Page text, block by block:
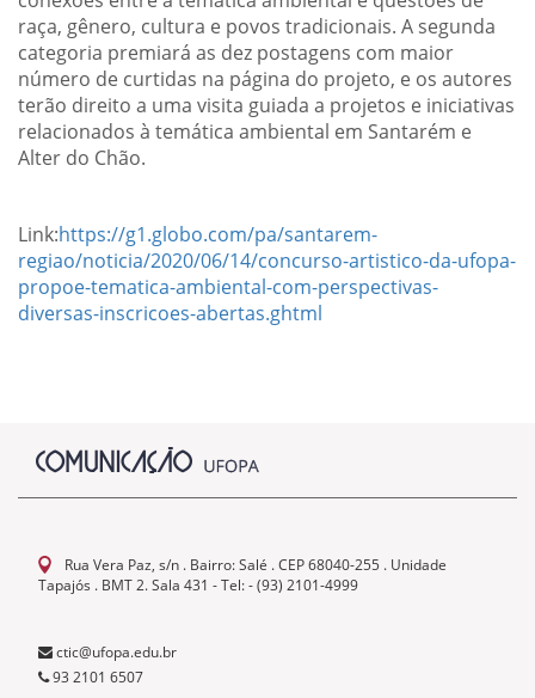
raça, gênero, cultura e povos tradicionais. A segunda
categoria premiará as dez postagens com maior
número de curtidas na página do projeto, e os autores
terão direito a uma visita guiada a projetos e iniciativas
relacionados à temática ambiental em Santarém e
Alter do Chão.
Link:https://g1.globo.com/pa/santarem-
regiao/noticia/2020/06/14/concurso-artistico-da-ufopa-
propoe-tematica-ambiental-com-perspectivas-
diversas-inscricoes-abertas.ghtml
Rua Vera Paz, s/n . Bairro: Salé . CEP 68040-255 . Unidade
Tapajós . BMT 2. Sala 431 - Tel: - (93) 2101-4999
ctic@ufopa.edu.br
93 2101 6507